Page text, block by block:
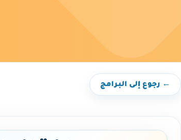
← رجوع إلى البرامج